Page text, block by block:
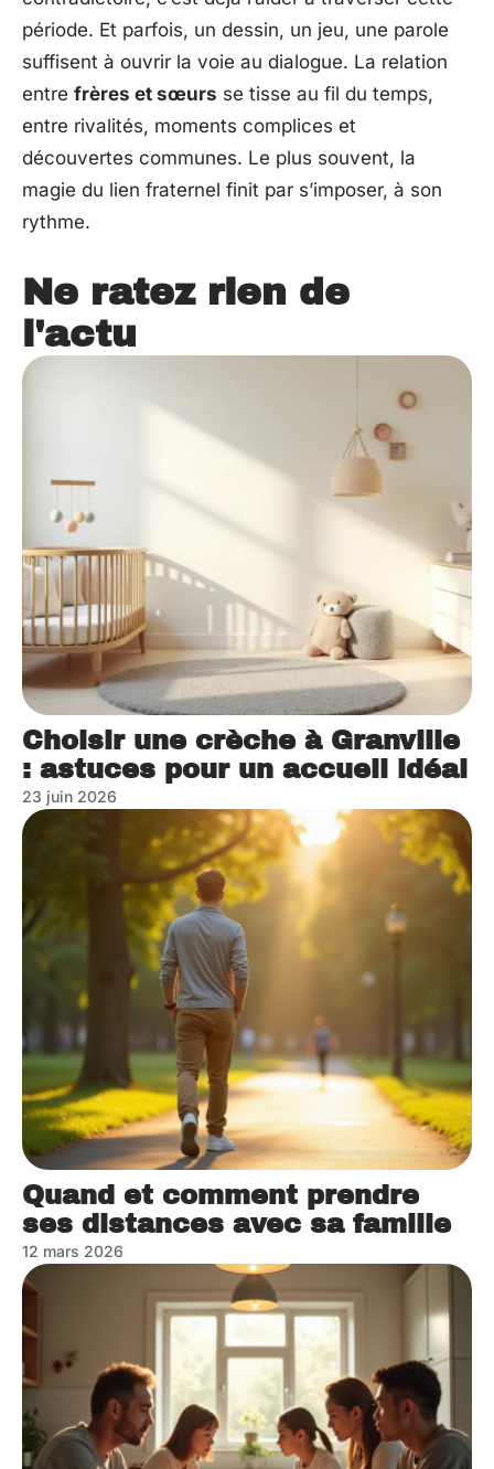
période. Et parfois, un dessin, un jeu, une parole
suffisent à ouvrir la voie au dialogue. La relation
entre frères et sœurs se tisse au fil du temps,
entre rivalités, moments complices et
découvertes communes. Le plus souvent, la
magie du lien fraternel finit par s’imposer, à son
rythme.
Ne ratez rien de
l'actu
Choisir une crèche à Granville
: astuces pour un accueil idéal
23 juin 2026
Quand et comment prendre
ses distances avec sa famille
12 mars 2026